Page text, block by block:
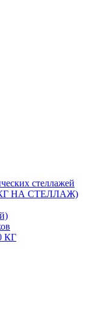
стеллажей
НА СТЕЛЛАЖ)
КГ